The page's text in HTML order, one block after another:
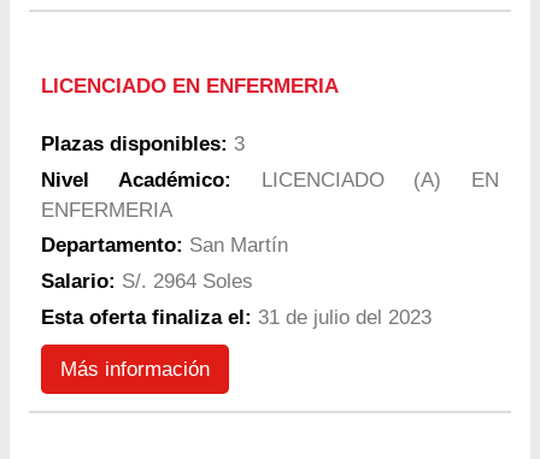
LICENCIADO EN ENFERMERIA
Plazas disponibles: 3
Nivel Académico: LICENCIADO (A) EN
ENFERMERIA
Departamento: San Martín
Salario: S/. 2964 Soles
Esta oferta finaliza el: 31 de julio del 2023
Más información